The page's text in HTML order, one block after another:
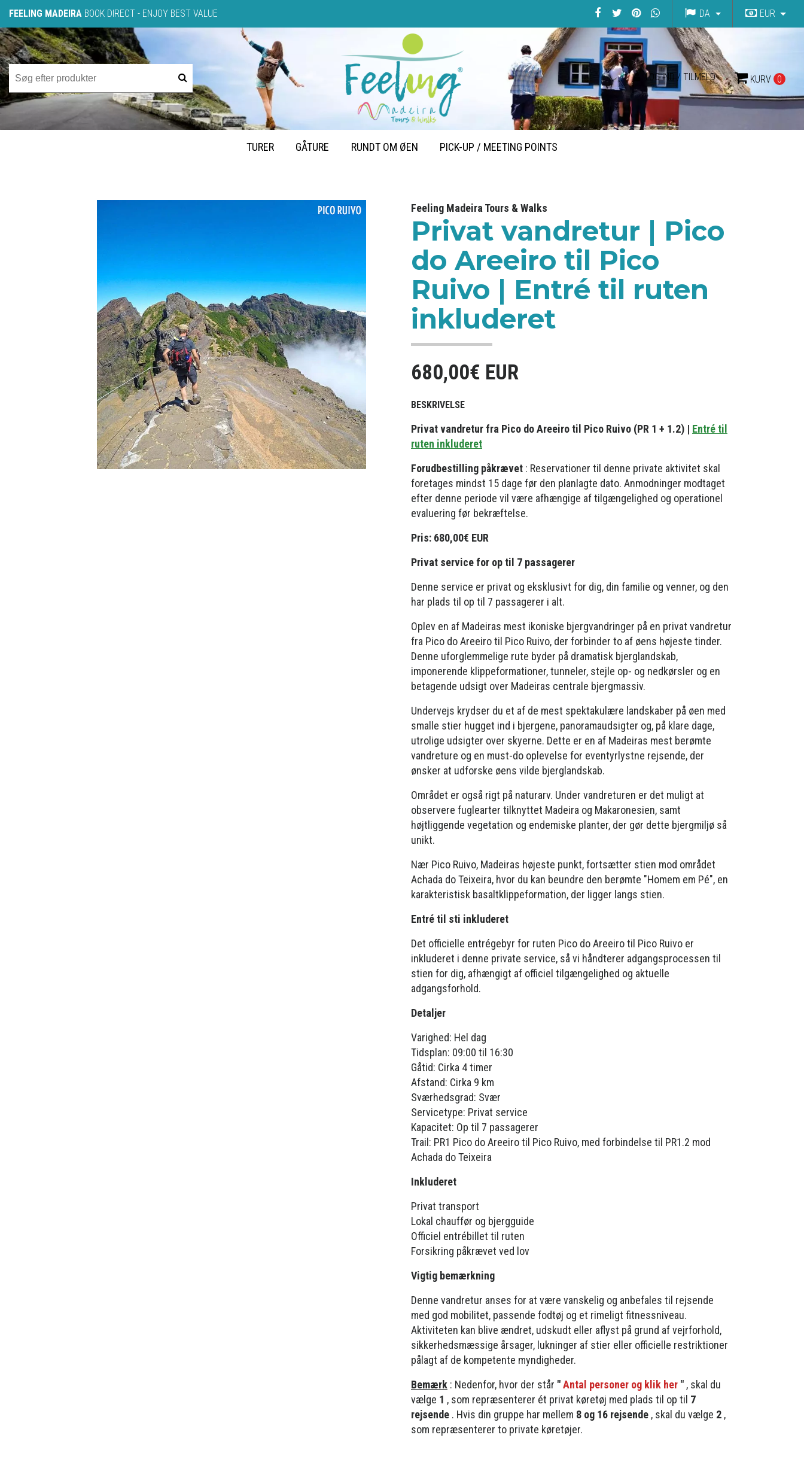
FEELING MADEIRA BOOK DIRECT - ENJOY BEST VALUE DA EUR
KURV 0
LOG IND / TILMELD
TURER GÅTURE RUNDT OM ØEN PICK-UP / MEETING POINTS
Feeling Madeira Tours & Walks
Privat vandretur | Pico
do Areeiro til Pico
Ruivo | Entré til ruten
inkluderet
680,00€ EUR
BESKRIVELSE
Privat vandretur fra Pico do Areeiro til Pico Ruivo (PR 1 + 1.2) | Entré til
ruten inkluderet
Forudbestilling påkrævet : Reservationer til denne private aktivitet skal
foretages mindst 15 dage før den planlagte dato. Anmodninger modtaget
efter denne periode vil være afhængige af tilgængelighed og operationel
evaluering før bekræftelse.
Pris: 680,00€ EUR
Privat service for op til 7 passagerer
Denne service er privat og eksklusivt for dig, din familie og venner, og den
har plads til op til 7 passagerer i alt.
Oplev en af ​​Madeiras mest ikoniske bjergvandringer på en privat vandretur
fra Pico do Areeiro til Pico Ruivo, der forbinder to af øens højeste tinder.
Denne uforglemmelige rute byder på dramatisk bjerglandskab,
imponerende klippeformationer, tunneler, stejle op- og nedkørsler og en
betagende udsigt over Madeiras centrale bjergmassiv.
Undervejs krydser du et af de mest spektakulære landskaber på øen med
smalle stier hugget ind i bjergene, panoramaudsigter og, på klare dage,
utrolige udsigter over skyerne. Dette er en af ​​Madeiras mest berømte
vandreture og en must-do oplevelse for eventyrlystne rejsende, der
ønsker at udforske øens vilde bjerglandskab.
Området er også rigt på naturarv. Under vandreturen er det muligt at
observere fuglearter tilknyttet Madeira og Makaronesien, samt
højtliggende vegetation og endemiske planter, der gør dette bjergmiljø så
unikt.
Nær Pico Ruivo, Madeiras højeste punkt, fortsætter stien mod området
Achada do Teixeira, hvor du kan beundre den berømte "Homem em Pé", en
karakteristisk basaltklippeformation, der ligger langs stien.
Entré til sti inkluderet
Det officielle entrégebyr for ruten Pico do Areeiro til Pico Ruivo er
inkluderet i denne private service, så vi håndterer adgangsprocessen til
stien for dig, afhængigt af officiel tilgængelighed og aktuelle
adgangsforhold.
Detaljer
Varighed: Hel dag
Tidsplan: 09:00 til 16:30
Gåtid: Cirka 4 timer
Afstand: Cirka 9 km
Sværhedsgrad: Svær
Servicetype: Privat service
Kapacitet: Op til 7 passagerer
Trail: PR1 Pico do Areeiro til Pico Ruivo, med forbindelse til PR1.2 mod
Achada do Teixeira
Inkluderet
Privat transport
Lokal chauffør og bjergguide
Officiel entrébillet til ruten
Forsikring påkrævet ved lov
Vigtig bemærkning
Denne vandretur anses for at være vanskelig og anbefales til rejsende
med god mobilitet, passende fodtøj og et rimeligt fitnessniveau.
Aktiviteten kan blive ændret, udskudt eller aflyst på grund af vejrforhold,
sikkerhedsmæssige årsager, lukninger af stier eller officielle restriktioner
pålagt af de kompetente myndigheder.
Bemærk : Nedenfor, hvor der står "Antal personer og klik her " , skal du
vælge 1 , som repræsenterer ét privat køretøj med plads til op til 7
rejsende . Hvis din gruppe har mellem 8 og 16 rejsende , skal du vælge 2 ,
som repræsenterer to private køretøjer.